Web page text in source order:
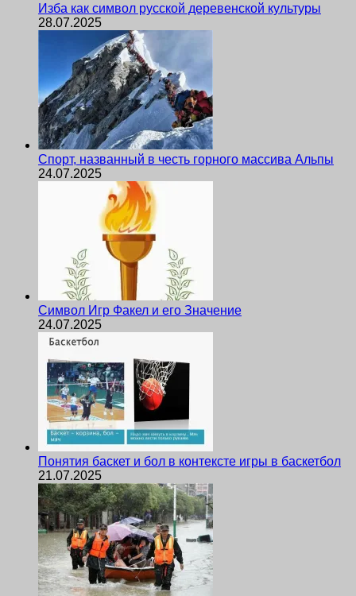
Изба как символ русской деревенской культуры
28.07.2025
Спорт, названный в честь горного массива Альпы
24.07.2025
Символ Игр Факел и его Значение
24.07.2025
Понятия баскет и бол в контексте игры в баскетбол
21.07.2025